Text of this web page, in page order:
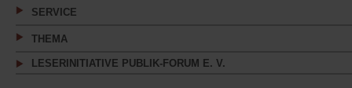
SERVICE
THEMA
LESERINITIATIVE PUBLIK-FORUM E. V.